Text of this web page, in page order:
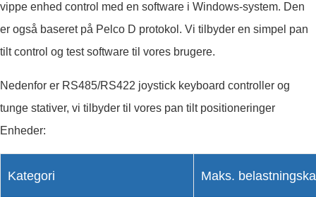
vippe enhed control med en software i Windows-system. Den
er også baseret på Pelco D protokol. Vi tilbyder en simpel pan
tilt control og test software til vores brugere.
Nedenfor er RS485/RS422 joystick keyboard controller og
tunge stativer, vi tilbyder til vores pan tilt positioneringer
Enheder:
Kategori Maks.